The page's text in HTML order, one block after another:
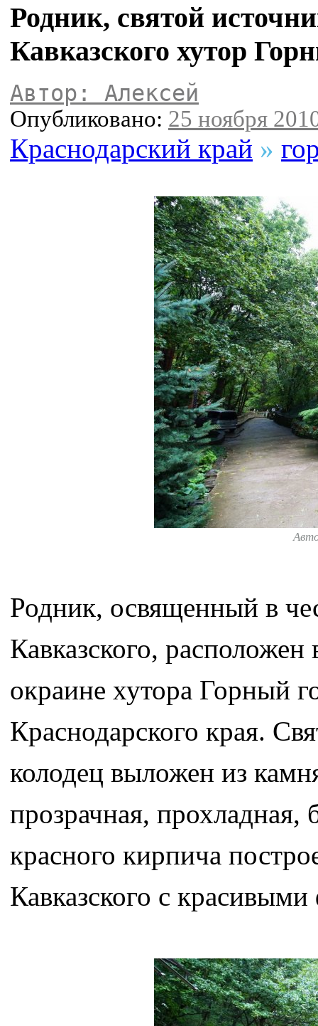
Родник, святой
Кавказского хутор
Автор: Алексей
Опубликовано: 25 ноября
Краснодарский край »
Родник, освященный в
Кавказского,
окраине хутора Горный
Краснодарского края.
колодец выложен из
прозрачная, прохладная,
красного кирпича
Кавказского с